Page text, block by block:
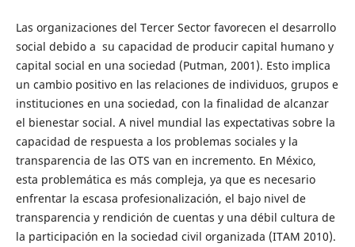
Las organizaciones del Tercer Sector favorecen el desarrollo
social debido a su capacidad de producir capital humano y
capital social en una sociedad (Putman, 2001). Esto implica
un cambio positivo en las relaciones de individuos, grupos e
instituciones en una sociedad, con la finalidad de alcanzar
el bienestar social. A nivel mundial las expectativas sobre la
capacidad de respuesta a los problemas sociales y la
transparencia de las OTS van en incremento. En México,
esta problemática es más compleja, ya que es necesario
enfrentar la escasa profesionalización, el bajo nivel de
transparencia y rendición de cuentas y una débil cultura de
la participación en la sociedad civil organizada (ITAM 2010).